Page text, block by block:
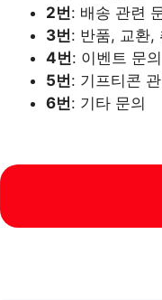
2번: 배송 관련
3번: 반품, 교환,
4번: 이벤트 문의
5번: 기프티콘
6번: 기타 문의